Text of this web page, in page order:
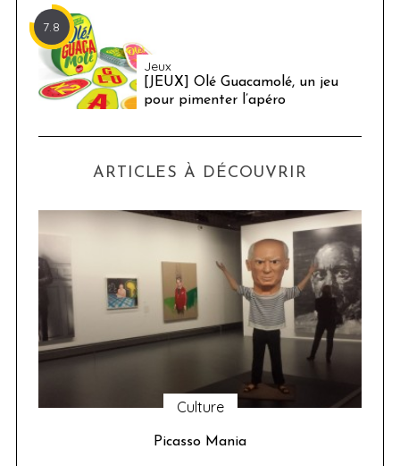
7.8
Jeux
[JEUX] Olé Guacamolé, un jeu
pour pimenter l’apéro
ARTICLES À DÉCOUVRIR
Food
750g La Table